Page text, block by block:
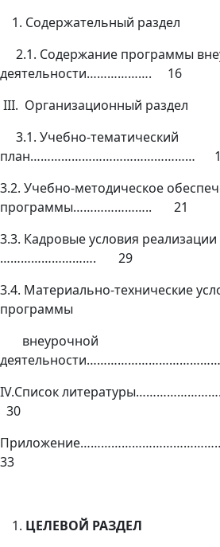
Содержательный раздел
2.1. Содержание программы
деятельности………………. 16
III. Организационный раздел
3.1. Учебно-тематический
план…………………………………………
3.2. Учебно-методическое
программы………………….. 21
3.3. Кадровые условия
………………………. 29
3.4. Материально-технические
программы
внеурочной
IV.Список
30
33
ЦЕЛЕВОЙ РАЗДЕЛ